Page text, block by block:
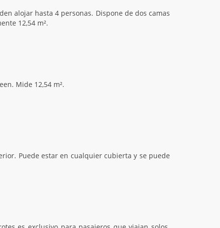
alojar hasta 4 personas. Dispone de dos camas
12,54 m².
Mide 12,54 m².
Puede estar en cualquier cubierta y se puede